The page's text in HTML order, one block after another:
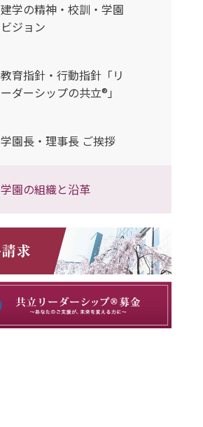
建学の精神・校訓・学園
ビジョン
教育指針・行動指針「リ
ーダーシップの共立®」
学園長・理事長 ご挨拶
学園の組織と沿革